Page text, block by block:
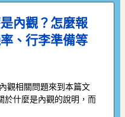
內觀？怎麼報
、行李準備等
觀相關問題來到本篇文
於什麼是內觀的說明，而